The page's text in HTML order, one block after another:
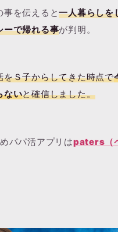
事を伝えると一人暮らしを
ーで帰れる事が判明。
をＳ子からしてきた時点で
ないと確信しました。
パパ活アプリはpaters（